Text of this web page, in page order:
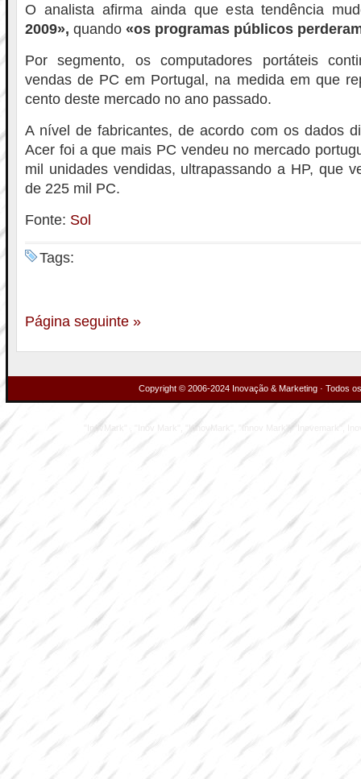
O analista afirma ainda que esta tendência
2009», quando «os programas públicos
Por segmento, os computadores portáteis
vendas de PC em Portugal, na medida em que
cento deste mercado no ano passado.
A nível de fabricantes, de acordo com os dados
Acer foi a que mais PC vendeu no mercado
mil unidades vendidas, ultrapassando a HP, que
de 225 mil PC.
Fonte: Sol
Tags:
Página seguinte »
Copyright © 2006-2024 Inovação & Marketing · Todos
"InovMark" , "Inov Mark", "InnovMark", "Innov Mark", "Inovemark",